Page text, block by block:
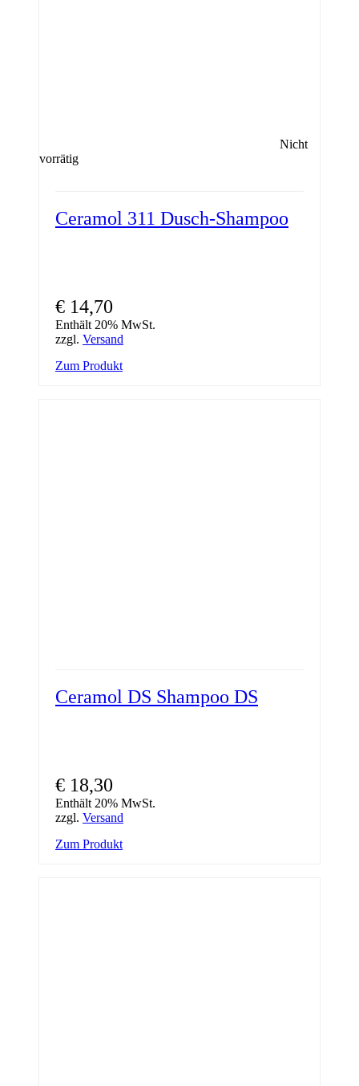
Nicht
vorrätig
Ceramol 311 Dusch-Shampoo
€ 14,70
Enthält 20% MwSt.
zzgl. Versand
Zum Produkt
Ceramol DS Shampoo DS
€ 18,30
Enthält 20% MwSt.
zzgl. Versand
Zum Produkt